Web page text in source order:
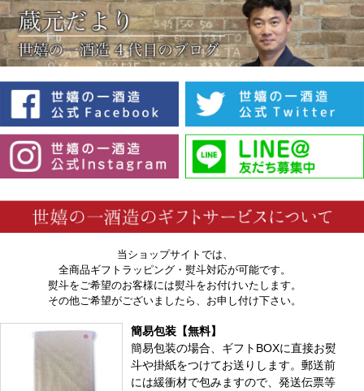
当ショップサイトでは、
全商品ギフトラッピング・熨斗対応が可能です。
熨斗をご希望のお客様には熨斗をお付けいたします。
その他ご希望がございましたら、お申し付け下さい。
簡易包装【無料】
簡易包装の場合、ギフトBOXに直接お熨
斗や掛紙をつけてお送りします。郵送前
には緩衝材で包みますので、発送伝票等